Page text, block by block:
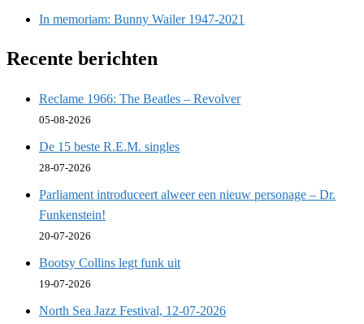
In memoriam: Bunny Wailer 1947-2021
Recente berichten
Reclame 1966: The Beatles – Revolver
05-08-2026
De 15 beste R.E.M. singles
28-07-2026
Parliament introduceert alweer een nieuw personage – Dr.
Funkenstein!
20-07-2026
Bootsy Collins legt funk uit
19-07-2026
North Sea Jazz Festival, 12-07-2026